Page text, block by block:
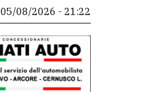
05/08/2026 - 21:22